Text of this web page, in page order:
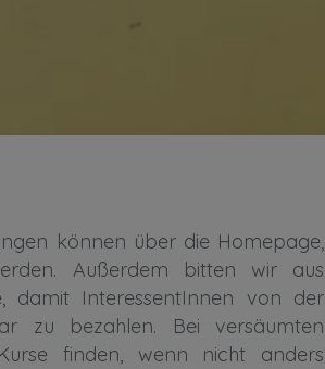
können über die Homepage,
Außerdem bitten wir aus
damit InteressentInnen von der
zu bezahlen. Bei versäumten
finden, wenn nicht anders